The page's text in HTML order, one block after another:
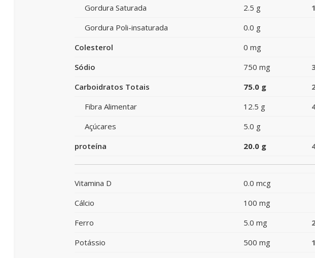
Gordura Saturada
2.5 g
Gordura Poli-insaturada
0.0 g
Colesterol
0 mg
Sódio
750 mg
Carboidratos Totais
75.0 g
Fibra Alimentar
12.5 g
Açúcares
5.0 g
proteína
20.0 g
Vitamina D
0.0 mcg
Cálcio
100 mg
Ferro
5.0 mg
Potássio
500 mg